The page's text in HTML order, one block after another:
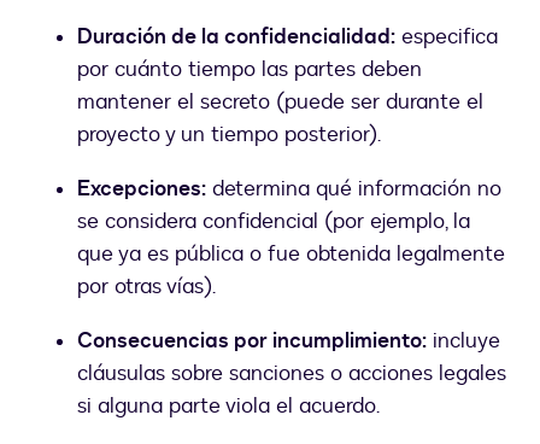
Duración de la confidencialidad: especifica
por cuánto tiempo las partes deben
mantener el secreto (puede ser durante el
proyecto y un tiempo posterior).
Excepciones: determina qué información no
se considera confidencial (por ejemplo, la
que ya es pública o fue obtenida legalmente
por otras vías).
Consecuencias por incumplimiento: incluye
cláusulas sobre sanciones o acciones legales
si alguna parte viola el acuerdo.